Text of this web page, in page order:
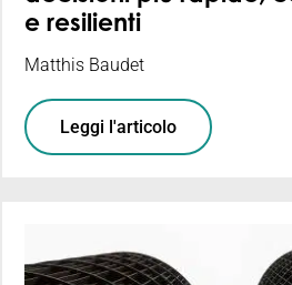
e resilienti
Matthis Baudet
Leggi l'articolo